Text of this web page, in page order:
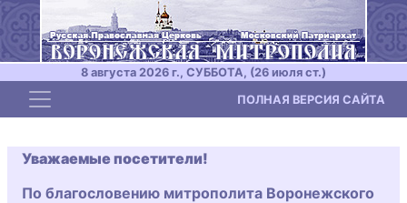
8 августа 2026 г., СУББОТА, (26 июля ст.)
Toggle navigation ПОЛНАЯ ВЕРСИЯ САЙТА
Уважаемые посетители!
По благословению митрополита Воронежского